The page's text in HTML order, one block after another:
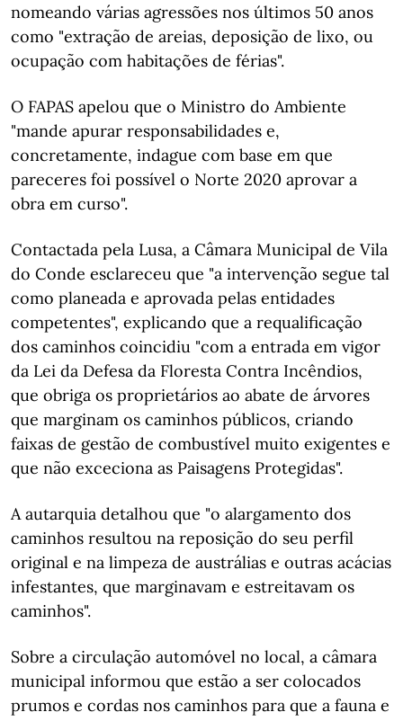
nomeando várias agressões nos últimos 50 anos
como "extração de areias, deposição de lixo, ou
ocupação com habitações de férias".
O FAPAS apelou que o Ministro do Ambiente
"mande apurar responsabilidades e,
concretamente, indague com base em que
pareceres foi possível o Norte 2020 aprovar a
obra em curso".
Contactada pela Lusa, a Câmara Municipal de Vila
do Conde esclareceu que "a intervenção segue tal
como planeada e aprovada pelas entidades
competentes", explicando que a requalificação
dos caminhos coincidiu "com a entrada em vigor
da Lei da Defesa da Floresta Contra Incêndios,
que obriga os proprietários ao abate de árvores
que marginam os caminhos públicos, criando
faixas de gestão de combustível muito exigentes e
que não exceciona as Paisagens Protegidas".
A autarquia detalhou que "o alargamento dos
caminhos resultou na reposição do seu perfil
original e na limpeza de austrálias e outras acácias
infestantes, que marginavam e estreitavam os
caminhos".
Sobre a circulação automóvel no local, a câmara
municipal informou que estão a ser colocados
prumos e cordas nos caminhos para que a fauna e